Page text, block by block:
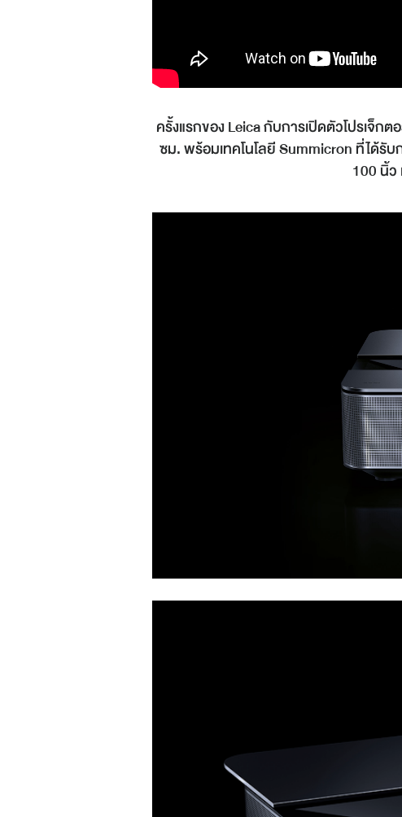
ครั้งแรกของ Leica กับการเปิดตัวโปรเจ็
ซม. พร้อมเทคโนโลยี Summicron ที่ได้รั
100 นิ้ว